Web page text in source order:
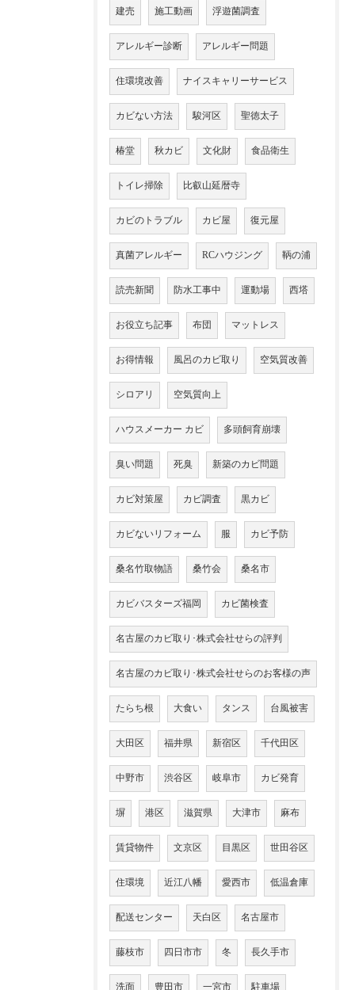
建売 施工動画 浮遊菌調査
アレルギー診断 アレルギー問題
住環境改善 ナイスキャリーサービス
カビない方法 駿河区 聖徳太子
椿堂 秋カビ 文化財 食品衛生
トイレ掃除 比叡山延暦寺
カビのトラブル カビ屋 復元屋
真菌アレルギー RCハウジング 鞆の浦
読売新聞 防水工事中 運動場 西塔
お役立ち記事 布団 マットレス
お得情報 風呂のカビ取り 空気質改善
シロアリ 空気質向上
ハウスメーカー カビ 多頭飼育崩壊
臭い問題 死臭 新築のカビ問題
カビ対策屋 カビ調査 黒カビ
カビないリフォーム 服 カビ予防
桑名竹取物語 桑竹会 桑名市
カビバスターズ福岡 カビ菌検査
名古屋のカビ取り･株式会社せらの評判
名古屋のカビ取り･株式会社せらのお客様の声
たらち根 大食い タンス 台風被害
大田区 福井県 新宿区 千代田区
中野市 渋谷区 岐阜市 カビ発育
塀 港区 滋賀県 大津市 麻布
賃貸物件 文京区 目黒区 世田谷区
住環境 近江八幡 愛西市 低温倉庫
配送センター 天白区 名古屋市
藤枝市 四日市市 冬 長久手市
洗面 豊田市 一宮市 駐車場